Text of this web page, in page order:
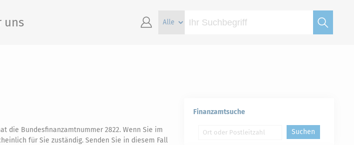
uns
die Bundesfinanzamtnummer 2822. Wenn Sie im
für Sie zuständig. Senden Sie in diesem Fall
Finanzamtsuche
Suchen